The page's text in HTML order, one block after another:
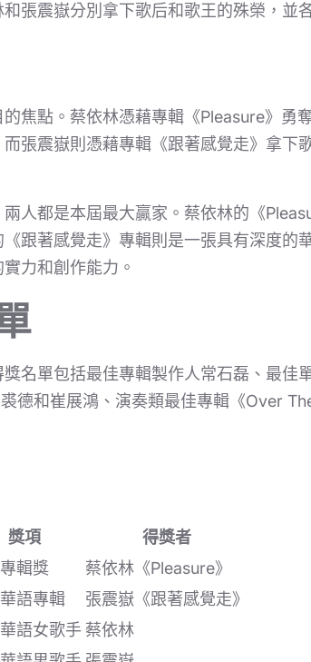
張震嶽分別拿下歌后和歌王的殊榮，並
焦點。蔡依林憑藉專輯《Pleasure》勇
張震嶽則憑藉專輯《跟著感覺走》拿下
人都是本屆最大贏家。蔡依林的《
跟著感覺走》專輯則是一張具有深度的
力和創作能力。
名單包括最佳專輯製作人常石磊、最佳
德和崔展鴻、演奏類最佳專輯《Over
獎項
得獎者
輯獎
蔡依林《Pleasure》
語專輯
張震嶽《跟著感覺走》
語女歌手 蔡依林